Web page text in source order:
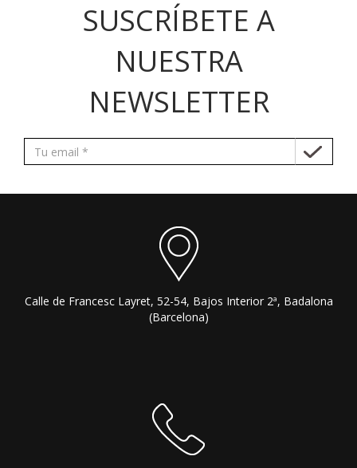
SUSCRÍBETE A
NUESTRA
NEWSLETTER
Calle de Francesc Layret, 52-54, Bajos Interior 2ª, Badalona
(Barcelona)